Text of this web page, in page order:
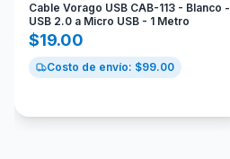
Cable Vorago USB CAB-113 - Blanco -
USB 2.0 a Micro USB - 1 Metro
$19.00
Costo de envío: $99.00